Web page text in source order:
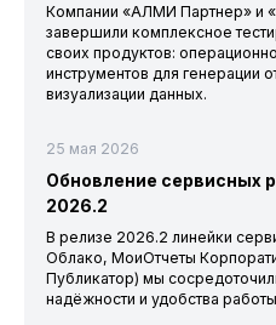
Компании «АЛМИ Партнер» и
завершили комплексное
своих продуктов:
инструментов для генерации
визуализации данных.
25 мая 2026
Обновление сервисных
2026.2
В релизе 2026.2 линейки
Облако, МоиОтчеты
Публикатор) мы
надёжности и удобства